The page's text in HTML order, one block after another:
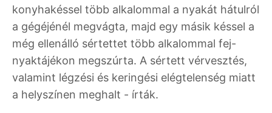
konyhakéssel több alkalommal a nyakát hátulról
a gégéjénél megvágta, majd egy másik késsel a
még ellenálló sértettet több alkalommal fej-
nyaktájékon megszúrta. A sértett vérvesztés,
valamint légzési és keringési elégtelenség miatt
a helyszínen meghalt - írták.